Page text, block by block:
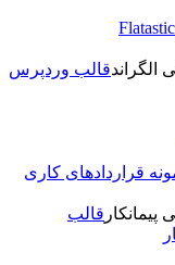
قالب وردپرس
قراردادهای کاری
قالب